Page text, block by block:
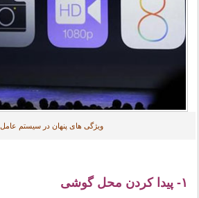
ویژگی های پنهان در سیستم عامل ios8
۱- پیدا کردن محل گوشی